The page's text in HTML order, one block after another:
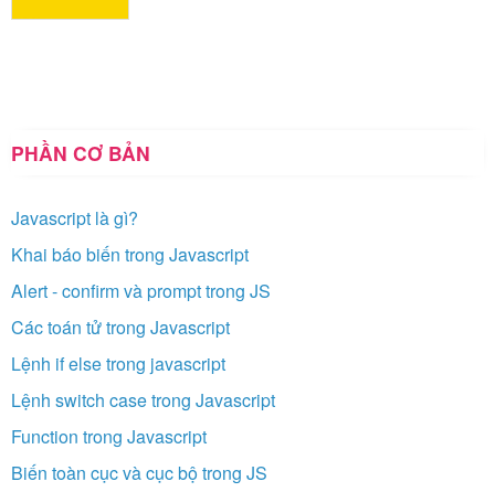
PHẦN CƠ BẢN
Javascript là gì?
Khai báo biến trong Javascript
Alert - confirm và prompt trong JS
Các toán tử trong Javascript
Lệnh if else trong javascript
Lệnh switch case trong Javascript
Function trong Javascript
Biến toàn cục và cục bộ trong JS